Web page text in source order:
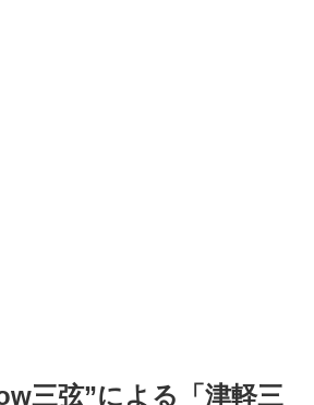
三弦”による「津軽三